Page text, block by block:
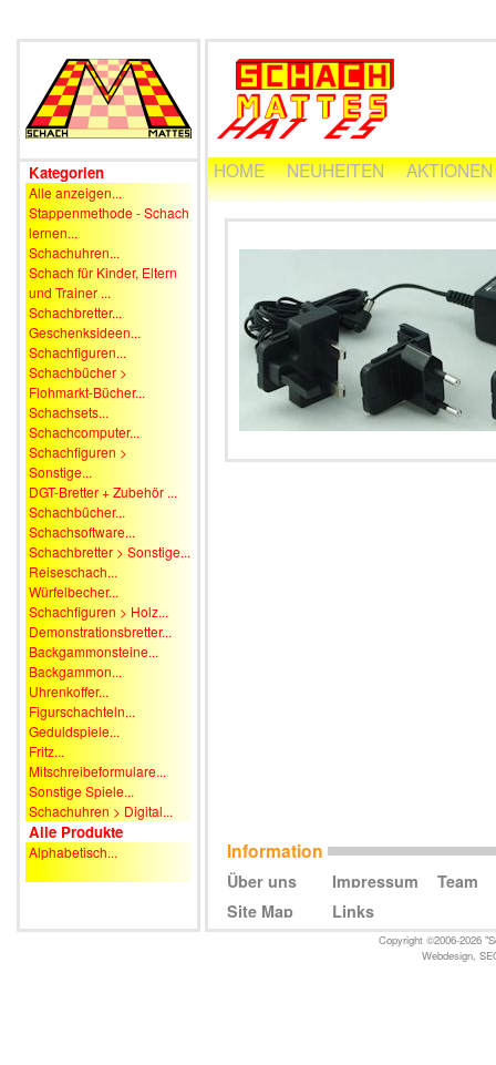
Kategorien
Alle anzeigen...
Stappenmethode - Schach
lernen...
Schachuhren...
Schach für Kinder, Eltern
und Trainer ...
Schachbretter...
Geschenksideen...
Schachfiguren...
Schachbücher >
Flohmarkt-Bücher...
Schachsets...
Schachcomputer...
Schachfiguren >
Sonstige...
DGT-Bretter + Zubehör ...
Schachbücher...
Schachsoftware...
Schachbretter > Sonstige...
Reiseschach...
Würfelbecher...
Schachfiguren > Holz...
Demonstrationsbretter...
Backgammonsteine...
Backgammon...
Uhrenkoffer...
Figurschachteln...
Geduldspiele...
Fritz...
Mitschreibeformulare...
Sonstige Spiele...
Schachuhren > Digital...
Alle Produkte
Alphabetisch...
HOME NEUHEITEN AKTIONEN
Information
Über uns Impressum
Team
Site Map
Links
Copyright ©2006-2026
Webdesign,